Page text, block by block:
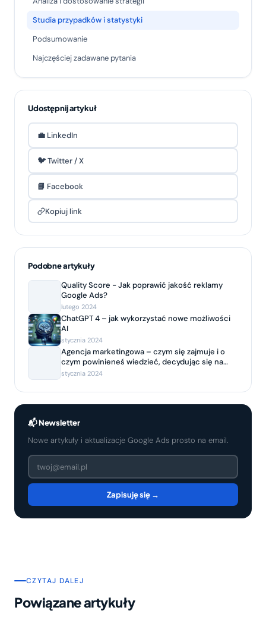
Studia przypadków i statystyki
Podsumowanie
Najczęściej zadawane pytania
Udostępnij artykuł
💼 LinkedIn
🐦 Twitter / X
📘 Facebook
Kopiuj link
Podobne artykuły
Quality Score - Jak poprawić jakość reklamy
Google Ads?
lutego 2024
ChatGPT 4 – jak wykorzystać nowe możliwości
AI
stycznia 2024
Agencja marketingowa – czym się zajmuje i o
czym powinieneś wiedzieć, decydując się na
współpracę?
stycznia 2024
📬 Newsletter
Nowe artykuły i aktualizacje Google Ads prosto na email.
Zapisuję się →
CZYTAJ DALEJ
Powiązane artykuły